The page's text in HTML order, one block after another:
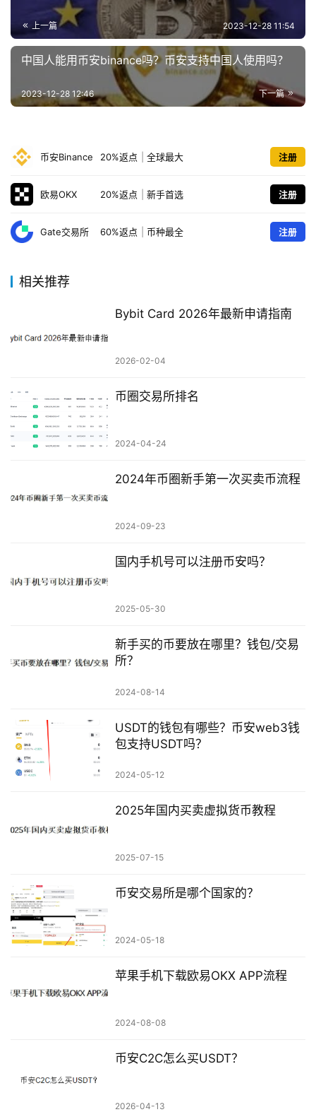
上一篇 2023-12-28 11:54
中国人能用币安binance吗？币安支持中国人使用吗？
下一篇
2023-12-28 12:46
币安Binance 20%返点 全球最大 注册
欧易OKX 20%返点 新手首选 注册
Gate交易所 60%返点 币种最全 注册
相关推荐
Bybit Card 2026年最新申请指南
2026-02-04
币圈交易所排名
2024-04-24
2024年币圈新手第一次买卖币流程
2024-09-23
国内手机号可以注册币安吗？
2025-05-30
新手买的币要放在哪里？钱包/交易
所？
2024-08-14
USDT的钱包有哪些？币安web3钱
包支持USDT吗？
2024-05-12
2025年国内买卖虚拟货币教程
2025-07-15
币安交易所是哪个国家的？
2024-05-18
苹果手机下载欧易OKX APP流程
2024-08-08
币安C2C怎么买USDT？
2026-04-13